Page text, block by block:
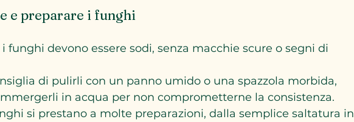
e preparare i funghi
i funghi devono essere sodi, senza macchie scure o segni di
di pulirli con un panno umido o una spazzola morbida,
in acqua per non comprometterne la consistenza.
si prestano a molte preparazioni, dalla semplice saltatura in